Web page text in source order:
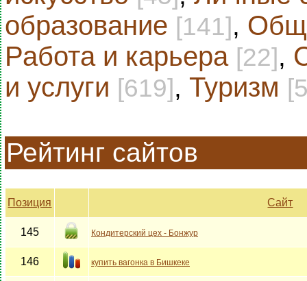
образование [141],
Работа и карьера [22],
и услуги [619], Туризм
Рейтинг сайтов
Позиция Сайт
145 Кондитерский цех - Бонжур
146 купить вагонка в Бишкеке